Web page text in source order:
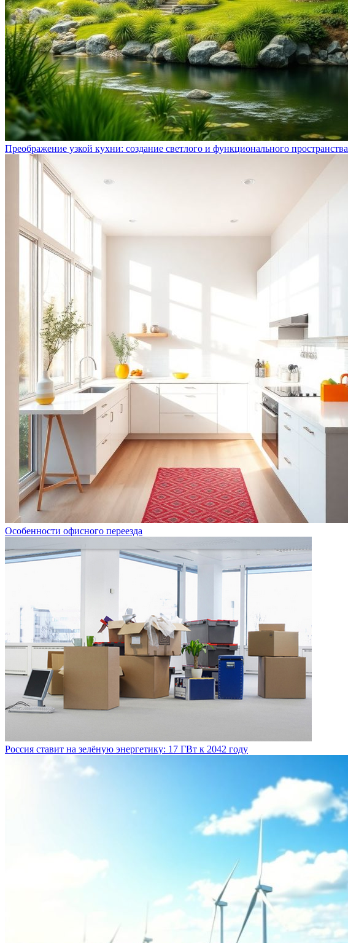
Преображение узкой кухни: создание светлого и функционального пространства
Особенности офисного переезда
Россия ставит на зелёную энергетику: 17 ГВт к 2042 году